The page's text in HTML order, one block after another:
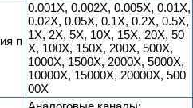
п
0.001X, 0.002X, 0.005X, 0.01X,
0.02X, 0.05X, 0.1X, 0.2X, 0.5X,
1X, 2X, 5X, 10X, 15X, 20X, 50
X, 100X, 150X, 200X, 500X,
1000X, 1500X, 2000X, 5000X,
10000X, 15000X, 20000X, 500
00X